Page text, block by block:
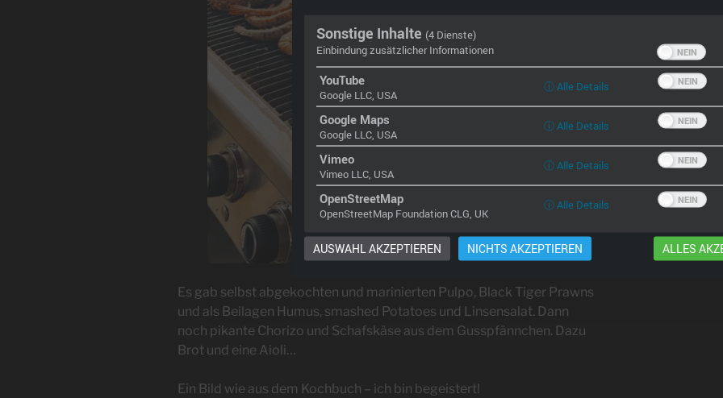
Es gab selbst abgekochten und marinierten Pulpo, Black Tiger Prawns
und als Beilagen Humus, smashed Potatoes und Linsensalat. Dann
noch pikante Chorizo und Schafskäse aus dem Gusspfännchen. Dazu
Brot und eine Aioli…
Ein Bild wie aus dem Kochbuch – ich bin begeistert!
Sonstige Inhalte (4 Dienste)
Einbindung zusätzlicher Informationen
YouTube
Google LLC, USA
ⓘ Alle Details
Google Maps
Google LLC, USA
ⓘ Alle Details
Vimeo
Vimeo LLC, USA
ⓘ Alle Details
OpenStreetMap
OpenStreetMap Foundation CLG, UK
ⓘ Alle Details
AUSWAHL AKZEPTIEREN NICHTS AKZEPTIEREN ALLES